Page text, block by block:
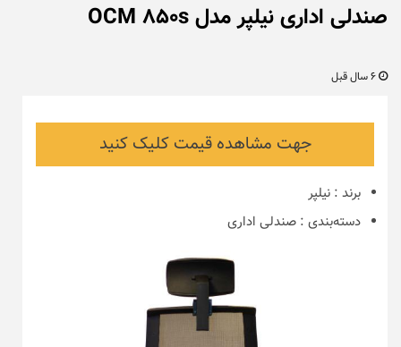
صندلی اداری نیلپر مدل OCM 850s
جهت مشاهده قیمت کلیک کنید
برند : نیلپر
دسته‌بندی : صندلی اداری